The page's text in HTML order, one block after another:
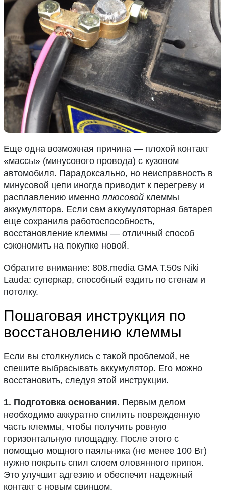
Еще одна возможная причина — плохой контакт
«массы» (минусового провода) с кузовом
автомобиля. Парадоксально, но неисправность в
минусовой цепи иногда приводит к перегреву и
расплавлению именноплюсовой клеммы
аккумулятора. Если сам аккумуляторная батарея
еще сохранила работоспособность,
восстановление клеммы — отличный способ
сэкономить на покупке новой.
Обратите внимание: 808.media GMA T.50s Niki
Lauda: суперкар, способный ездить по стенам и
потолку.
Пошаговая инструкция по
восстановлению клеммы
Если вы столкнулись с такой проблемой, не
спешите выбрасывать аккумулятор. Его можно
восстановить, следуя этой инструкции.
1. Подготовка основания. Первым делом
необходимо аккуратно спилить поврежденную
часть клеммы, чтобы получить ровную
горизонтальную площадку. После этого с
помощью мощного паяльника (не менее 100 Вт)
нужно покрыть спил слоем оловянного припоя.
Это улучшит адгезию и обеспечит надежный
контакт с новым свинцом.